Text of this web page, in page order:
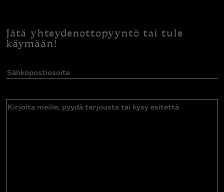
Jätä yhteydenottopyyntö tai tule
käymään!
Sähköpostiosoite(Pakollinen)
Kirjoita